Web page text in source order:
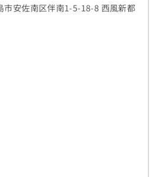
市安佐南区伴南1-5-18-8 西風新都